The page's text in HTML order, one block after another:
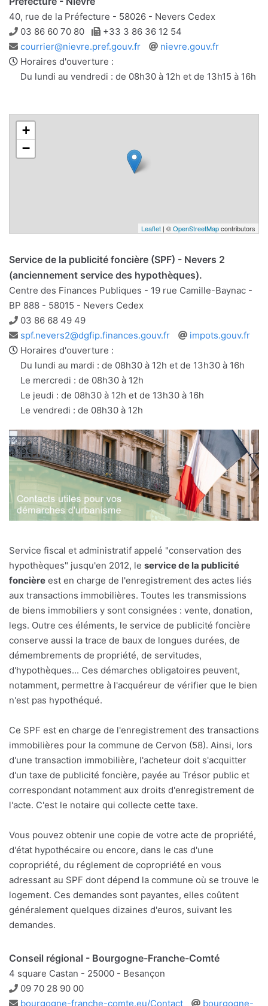
40, rue de la Préfecture - 58026 - Nevers Cedex
Téléphone
03 86 60 70 80 Télécopie
+33 3 86 36 12 54
Adresse
e-
mail
courrier@nievre.pref.gouv.fr
Site
nievre.gouv.fr
Horaires d'ouverture :
Du lundi au vendredi : de 08h30 à 12h et de 13h15 à 16h
+
−
Leaflet | ©OpenStreetMapcontributors
Service de la publicité foncière (SPF) - Nevers 2
(anciennement service des hypothèques).
Centre des Finances Publiques - 19 rue Camille-Baynac -
BP 888 - 58015 - Nevers Cedex
Téléphone
03 86 68 49 49
Adresse
e-
mail
spf.nevers2@dgfip.finances.gouv.fr
Site
impots.gouv.fr
Horaires d'ouverture :
Du lundi au mardi : de 08h30 à 12h et de 13h30 à 16h
Le mercredi : de 08h30 à 12h
Le jeudi : de 08h30 à 12h et de 13h30 à 16h
Le vendredi : de 08h30 à 12h
Service fiscal et administratif appelé "conservation des
hypothèques" jusqu'en 2012, le service de la publicité
foncière est en charge de l'enregistrement des actes liés
aux transactions immobilières. Toutes les transmissions
de biens immobiliers y sont consignées : vente, donation,
legs. Outre ces éléments, le service de publicité foncière
conserve aussi la trace de baux de longues durées, de
démembrements de propriété, de servitudes,
d'hypothèques... Ces démarches obligatoires peuvent,
notamment, permettre à l'acquéreur de vérifier que le bien
n'est pas hypothéqué.
Ce SPF est en charge de l'enregistrement des transactions
immobilières pour la commune de Cervon (58). Ainsi, lors
d'une transaction immobilière, l'acheteur doit s'acquitter
d'un taxe de publicité foncière, payée au Trésor public et
correspondant notamment aux droits d'enregistrement de
l'acte. C'est le notaire qui collecte cette taxe.
Vous pouvez obtenir une copie de votre acte de propriété,
d'état hypothécaire ou encore, dans le cas d'une
copropriété, du réglement de copropriété en vous
adressant au SPF dont dépend la commune où se trouve le
logement. Ces demandes sont payantes, elles coûtent
généralement quelques dizaines d'euros, suivant les
demandes.
Conseil régional - Bourgogne-Franche-Comté
4 square Castan - 25000 - Besançon
Téléphone
09 70 28 90 00
Adresse
bourgogne-franche-comte.eu/Contact
Site
bourgogne-